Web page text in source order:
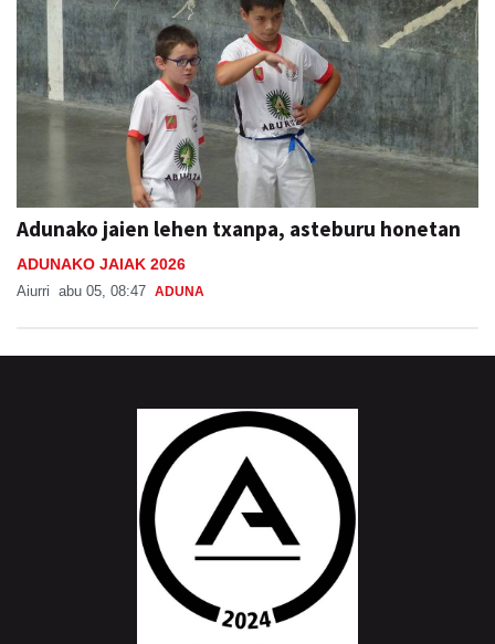
Adunako jaien lehen txanpa, asteburu honetan
ADUNAKO JAIAK 2026
Aiurri abu 05, 08:47 ADUNA